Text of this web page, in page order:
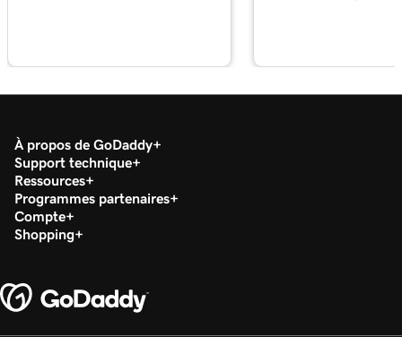
À propos de GoDaddy
Support technique
Ressources
Programmes partenaires
Compte
Shopping